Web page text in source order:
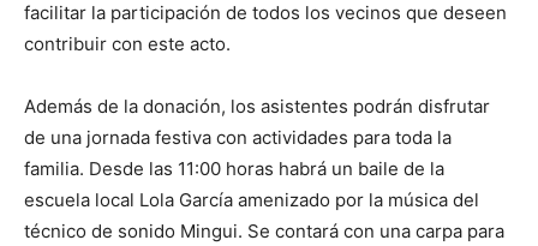
facilitar la participación de todos los vecinos que deseen
contribuir con este acto.
Además de la donación, los asistentes podrán disfrutar
de una jornada festiva con actividades para toda la
familia. Desde las 11:00 horas habrá un baile de la
escuela local Lola García amenizado por la música del
técnico de sonido Mingui. Se contará con una carpa para